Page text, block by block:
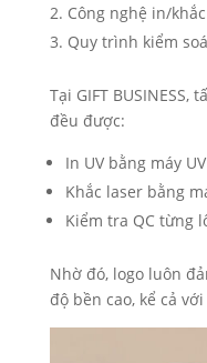
Công nghệ in/khắc
Quy trình kiểm
Tại GIFT
đều được:
In UV bằng máy
Khắc laser bằng
Kiểm tra QC từng
Nhờ đó, logo luôn
độ bền cao, kể cả